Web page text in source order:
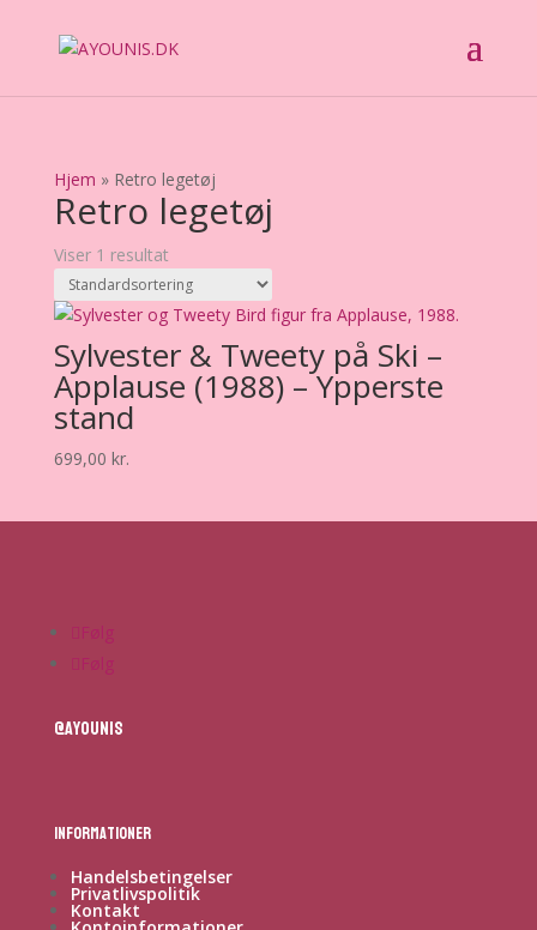
Hjem » Retro legetøj
Retro legetøj
Viser 1 resultat
Sylvester & Tweety på Ski –
Applause (1988) – Ypperste
stand
699,00 kr.
Følg
Følg
@ayounis
Informationer
Handelsbetingelser
Privatlivspolitik
Kontakt